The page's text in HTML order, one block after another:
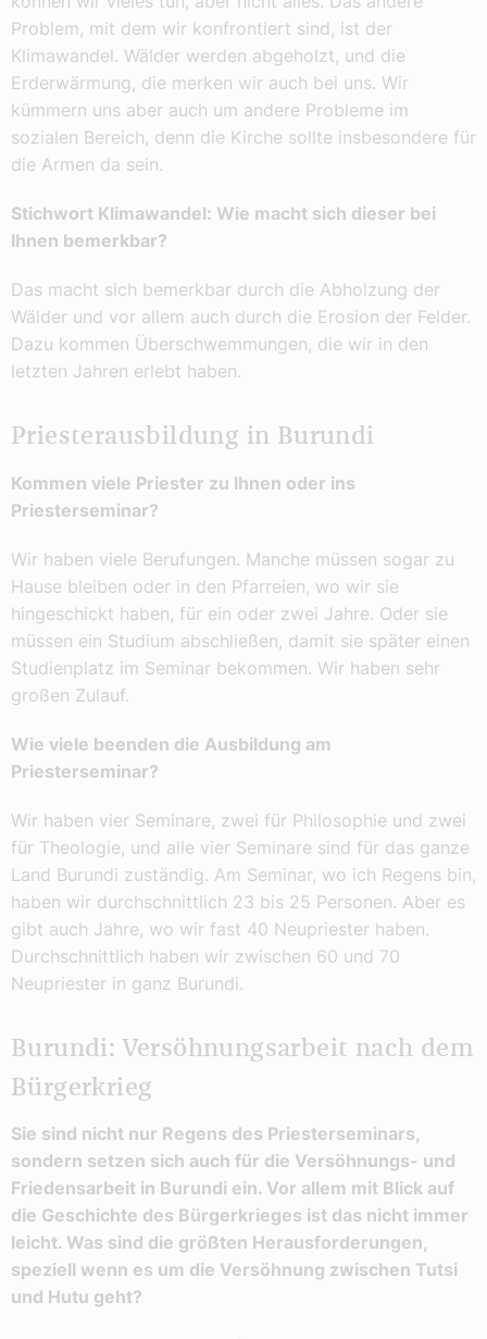
Problem, mit dem wir konfrontiert sind, ist der
Klimawandel. Wälder werden abgeholzt, und die
Erderwärmung, die merken wir auch bei uns. Wir
kümmern uns aber auch um andere Probleme im
sozialen Bereich, denn die Kirche sollte insbesondere für
die Armen da sein.
Stichwort Klimawandel: Wie macht sich dieser bei
Ihnen bemerkbar?
Das macht sich bemerkbar durch die Abholzung der
Wälder und vor allem auch durch die Erosion der Felder.
Dazu kommen Überschwemmungen, die wir in den
letzten Jahren erlebt haben.
Priesterausbildung in Burundi
Kommen viele Priester zu Ihnen oder ins
Priesterseminar?
Wir haben viele Berufungen. Manche müssen sogar zu
Hause bleiben oder in den Pfarreien, wo wir sie
hingeschickt haben, für ein oder zwei Jahre. Oder sie
müssen ein Studium abschließen, damit sie später einen
Studienplatz im Seminar bekommen. Wir haben sehr
großen Zulauf.
Wie viele beenden die Ausbildung am
Priesterseminar?
Wir haben vier Seminare, zwei für Philosophie und zwei
für Theologie, und alle vier Seminare sind für das ganze
Land Burundi zuständig. Am Seminar, wo ich Regens bin,
haben wir durchschnittlich 23 bis 25 Personen. Aber es
gibt auch Jahre, wo wir fast 40 Neupriester haben.
Durchschnittlich haben wir zwischen 60 und 70
Neupriester in ganz Burundi.
Burundi: Versöhnungsarbeit nach dem
Bürgerkrieg
Sie sind nicht nur Regens des Priesterseminars,
sondern setzen sich auch für die Versöhnungs- und
Friedensarbeit in Burundi ein. Vor allem mit Blick auf
die Geschichte des Bürgerkrieges ist das nicht immer
leicht. Was sind die größten Herausforderungen,
speziell wenn es um die Versöhnung zwischen Tutsi
und Hutu geht?